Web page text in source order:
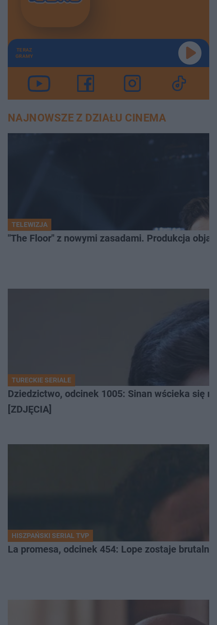
TERAZ
GRAMY
NAJNOWSZE Z DZIAŁU CINEMA
TELEWIZJA
"The Floor" z nowymi zasadami. Produkcja
TURECKIE SERIALE
Dziedzictwo, odcinek 1005: Sinan wścieka się
[ZDJĘCIA]
HISZPAŃSKI SERIAL TVP
La promesa, odcinek 454: Lope zostaje